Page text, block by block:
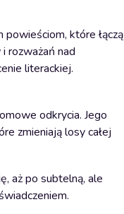
powieściom, które łączą
rozważań nad
literackiej.
odkrycia. Jego
zmieniają losy całej
aż po subtelną, ale